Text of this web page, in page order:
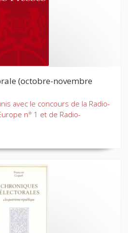
(octobre-novembre
avec le concours de la Radio-
n° 1 et de Radio-